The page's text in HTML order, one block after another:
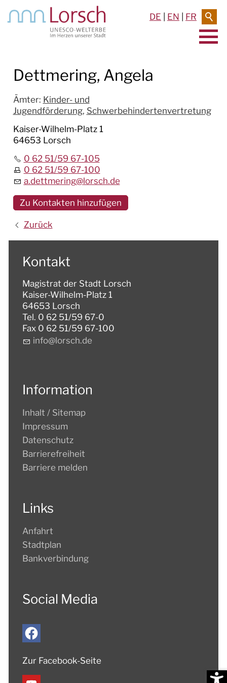
DE EN FR
BAUEN & UMWELT
LEBEN IN LORSCH
KULTUR
Dettmering, Angela
Ämter: Kinder- und
Jugendförderung, Schwerbehindertenvertretung
Kaiser-Wilhelm-Platz 1
64653 Lorsch
0 62 51/59 67-105
0 62 51/59 67-100
a.dettmering@lorsch.de
Zu Kontakten hinzufügen
Zurück
Kontakt
Magistrat der Stadt Lorsch
Kaiser-Wilhelm-Platz 1
64653 Lorsch
Tel. 0 62 51/59 67-0
Fax 0 62 51/59 67-100
nf
l rsch d
Information
Inhalt / Sitemap
Impressum
Datenschutz
Barrierefreiheit
Barriere melden
Links
Anfahrt
Stadtplan
Bankverbindung
Social Media
Zur Facebook-Seite